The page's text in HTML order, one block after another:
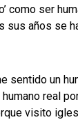
como ser
sus años se
sentido un
real
visito